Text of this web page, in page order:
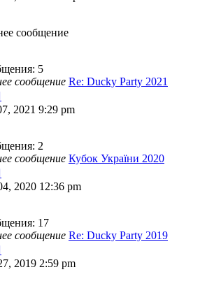
последнему
сообщение
: 5
сообщение Re: Ducky Party 2021
к
последнему
2021 9:29 pm
: 2
сообщение Кубок України 2020
к
последнему
2020 12:36 pm
: 17
сообщение Re: Ducky Party 2019
к
последнему
2019 2:59 pm